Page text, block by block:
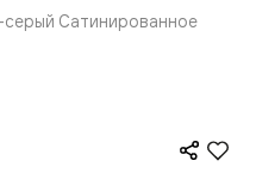
Сатинированное